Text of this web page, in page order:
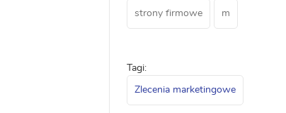
strony firmowe m
Tagi:
Zlecenia marketingowe